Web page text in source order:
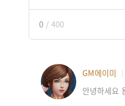
0 / 400
GM에이미
안녕하세요